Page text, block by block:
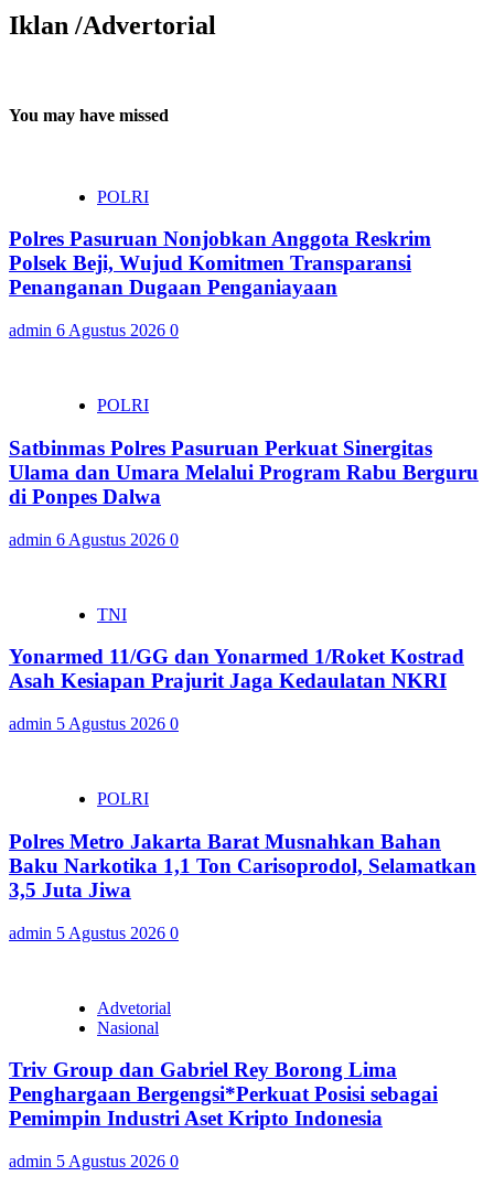
Iklan /Advertorial
You may have missed
POLRI
Polres Pasuruan Nonjobkan Anggota Reskrim
Polsek Beji, Wujud Komitmen Transparansi
Penanganan Dugaan Penganiayaan
admin 6 Agustus 2026 0
POLRI
Satbinmas Polres Pasuruan Perkuat Sinergitas
Ulama dan Umara Melalui Program Rabu Berguru
di Ponpes Dalwa
admin 6 Agustus 2026 0
TNI
Yonarmed 11/GG dan Yonarmed 1/Roket Kostrad
Asah Kesiapan Prajurit Jaga Kedaulatan NKRI
admin 5 Agustus 2026 0
POLRI
Polres Metro Jakarta Barat Musnahkan Bahan
Baku Narkotika 1,1 Ton Carisoprodol, Selamatkan
3,5 Juta Jiwa
admin 5 Agustus 2026 0
Advetorial
Nasional
Triv Group dan Gabriel Rey Borong Lima
Penghargaan Bergengsi*Perkuat Posisi sebagai
Pemimpin Industri Aset Kripto Indonesia
admin 5 Agustus 2026 0